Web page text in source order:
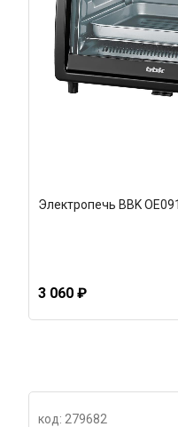
Электропечь BBK
3 060 ₽
код: 279682